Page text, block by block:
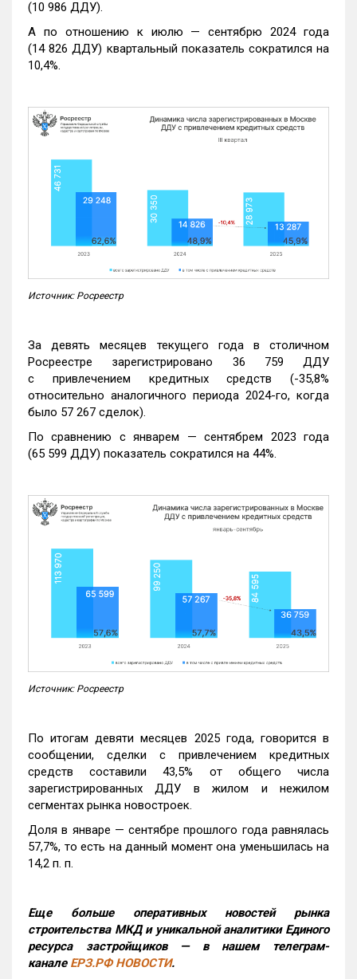
(10 986 ДДУ).
А по отношению к июлю — сентябрю 2024 года
(14 826 ДДУ) квартальный показатель сократился на
10,4%.
Источник: Росреестр
За девять месяцев текущего года в столичном
Росреестре зарегистрировано 36 759 ДДУ
с привлечением кредитных средств (-35,8%
относительно аналогичного периода 2024-го, когда
было 57 267 сделок).
По сравнению с январем — сентябрем 2023 года
(65 599 ДДУ) показатель сократился на 44%.
Источник: Росреестр
По итогам девяти месяцев 2025 года, говорится в
сообщении, сделки с привлечением кредитных
средств составили 43,5% от общего числа
зарегистрированных ДДУ в жилом и нежилом
сегментах рынка новостроек.
Доля в январе — сентябре прошлого года равнялась
57,7%, то есть на данный момент она уменьшилась на
14,2 п. п.
Еще больше оперативных новостей рынка
строительства МКД и уникальной аналитики Единого
ресурса застройщиков — в нашем телеграм-
канале ЕРЗ.РФ НОВОСТИ.